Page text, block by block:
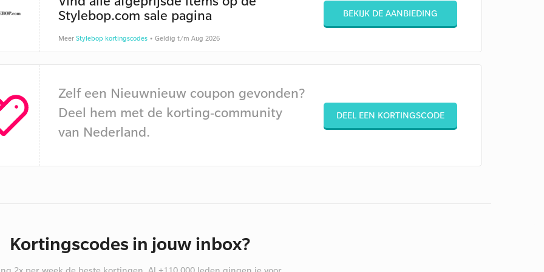
Stylebop.com sale pagina
Meer Stylebop kortingscodes• Geldig t/m Aug 2026
BEKIJK DE AANBIEDING
Zelf een Nieuwnieuw coupon gevonden?
Deel hem met de korting-community
van Nederland.
DEEL EEN KORTINGSCODE
Kortingscodes in jouw inbox?